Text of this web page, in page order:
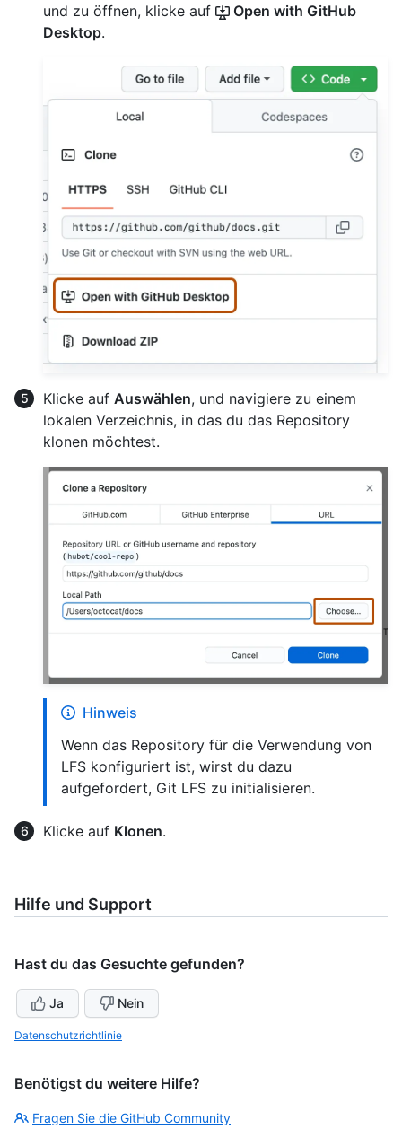
und zu öffnen, klicke auf
Open with GitHub
Desktop.
Klicke auf Auswählen, und navigiere zu einem
lokalen Verzeichnis, in das du das Repository
klonen möchtest.
Hinweis
Wenn das Repository für die Verwendung von
LFS konfiguriert ist, wirst du dazu
aufgefordert, Git LFS zu initialisieren.
Klicke auf Klonen.
Hilfe und Support
Hast du das Gesuchte gefunden?
Ja Nein
Datenschutzrichtlinie
Benötigst du weitere Hilfe?
Fragen Sie die GitHub Community